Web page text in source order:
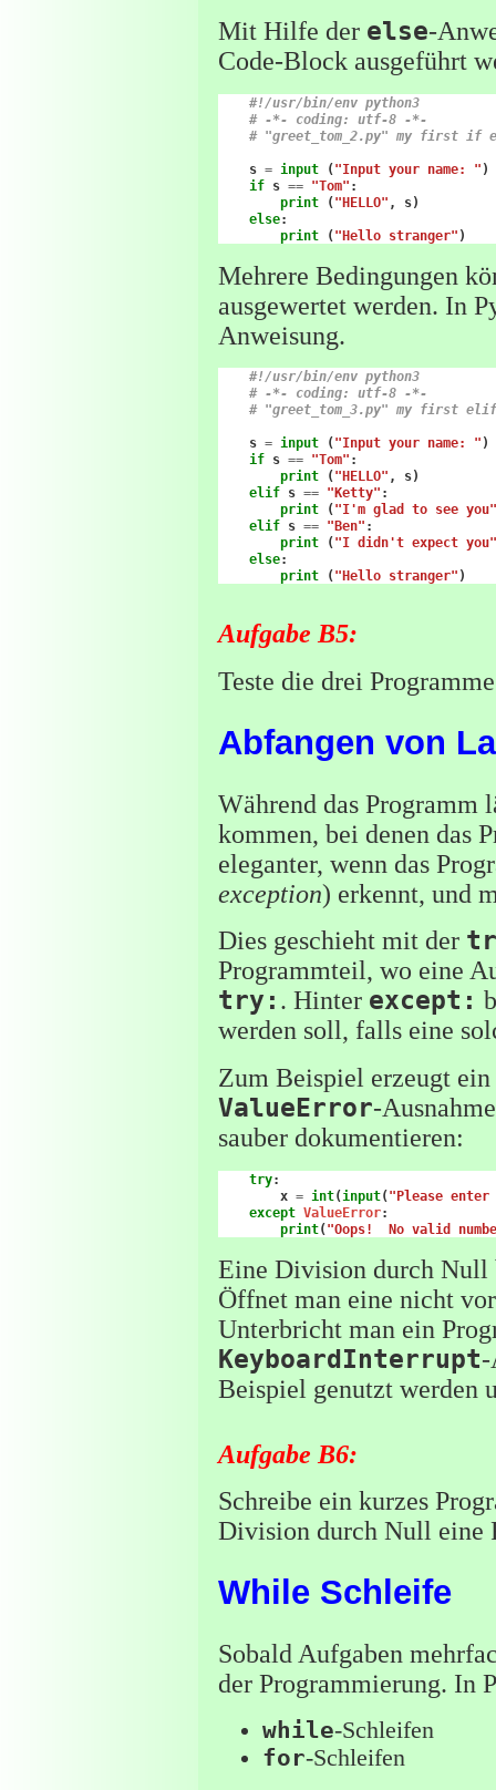
Mit Hilfe der else-
Code-Block ausgeführt
#!/usr/bin/env python3
# -*- coding: utf-8 -*-
# "greet_tom_2.py" my first if
s = input ("Input your name: " )
if s == "Tom" :
print
("HELLO" , s)
else:
print
("Hello stranger" )
Mehrere Bedingungen
ausgewertet werden. In
Anweisung.
#!/usr/bin/env python3
# -*- coding: utf-8 -*-
# "greet_tom_3.py" my first
s = input ( "Input your name: " )
if s == "Tom" :
print
( "HELLO" , s)
elif s == "Ketty" :
print
( "I'm glad to see
elif s == "Ben" :
print
( "I didn't expect
else:
print
( "Hello stranger" )
Aufgabe B5:
Teste die drei
Abfangen von
Während das Programm
kommen, bei denen das
eleganter, wenn das
exception) erkennt, und
Dies geschieht mit der
Programmteil, wo eine
try: . Hinter except:
werden soll, falls eine
Zum Beispiel erzeugt
ValueError-
sauber dokumentieren:
try:
x = int(input( "Please enter
except ValueError:
print( "Oops!  No valid
Eine Division durch
Öffnet man eine nicht
Unterbricht man ein
KeyboardInterrupt-
Beispiel genutzt werden
Aufgabe B6:
Schreibe ein kurzes
Division durch Null eine
While Schleife
Sobald Aufgaben
der Programmierung. In
while-Schleifen
for-Schleifen